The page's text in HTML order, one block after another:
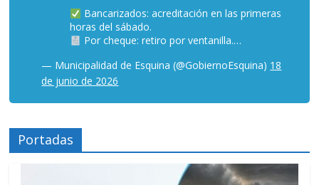
Bancarizados: acreditación en las primeras
horas del sábado.
Por cheque: retiro por ventanilla.…
— Municipalidad de Esquina (@GobiernoEsquina) 18
de junio de 2026
Portadas